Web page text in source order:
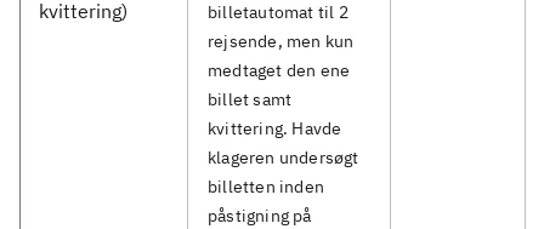
kvittering)
billetautomat til 2
rejsende, men kun
medtaget den ene
billet samt
kvittering. Havde
klageren undersøgt
billetten inden
påstigning på